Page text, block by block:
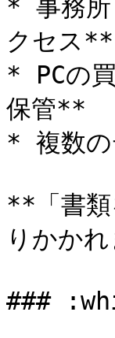
* 事務所
クセス**
* PCの
保管**
* 複数の
**「書類
りかか
###